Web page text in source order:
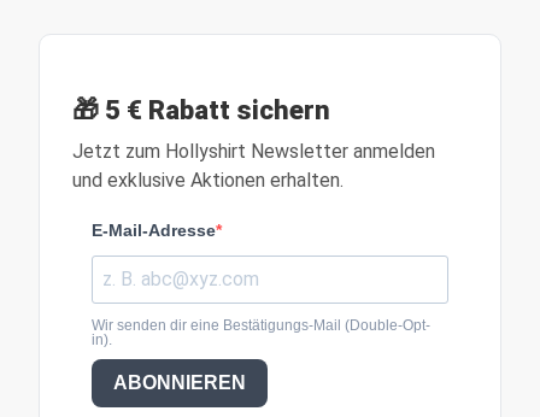
🎁 5 € Rabatt sichern
Jetzt zum Hollyshirt Newsletter anmelden
und exklusive Aktionen erhalten.
E-Mail-Adresse
Wir senden dir eine Bestätigungs-Mail (Double-Opt-
in).
ABONNIEREN